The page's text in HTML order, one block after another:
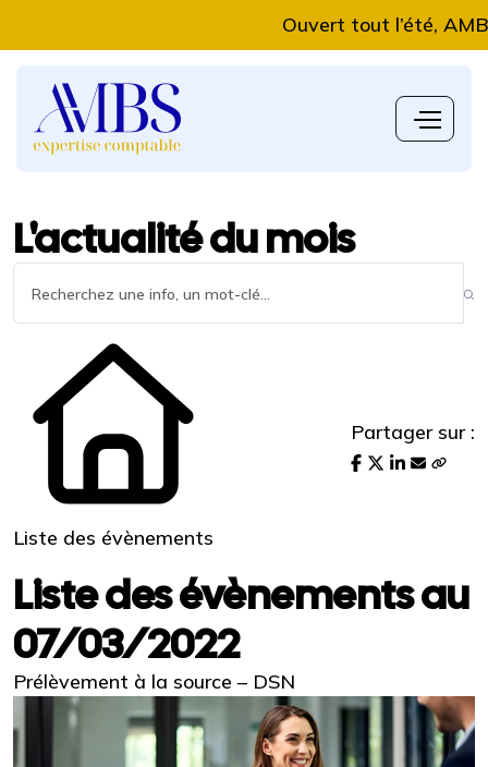
Ouvert tout l’été, AMBS
L'actualité du mois
Liste des évènements
Partager sur :
Liste des évènements au
07/03/2022
Prélèvement à la source – DSN